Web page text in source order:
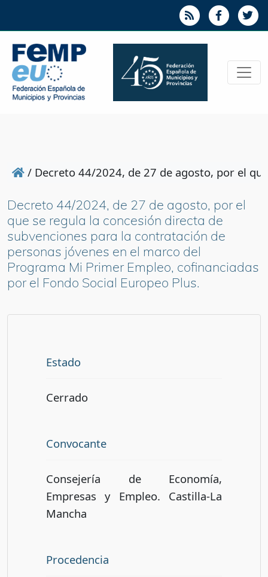
/ Decreto 44/2024, de 27 de agosto, por el
Decreto 44/2024, de 27 de agosto, por el
que se regula la concesión directa de
subvenciones para la contratación de
personas jóvenes en el marco del
Programa Mi Primer Empleo, cofinanciadas
por el Fondo Social Europeo Plus.
Estado
Cerrado
Convocante
Consejería de Economía,
Empresas y Empleo. Castilla-La
Mancha
Procedencia